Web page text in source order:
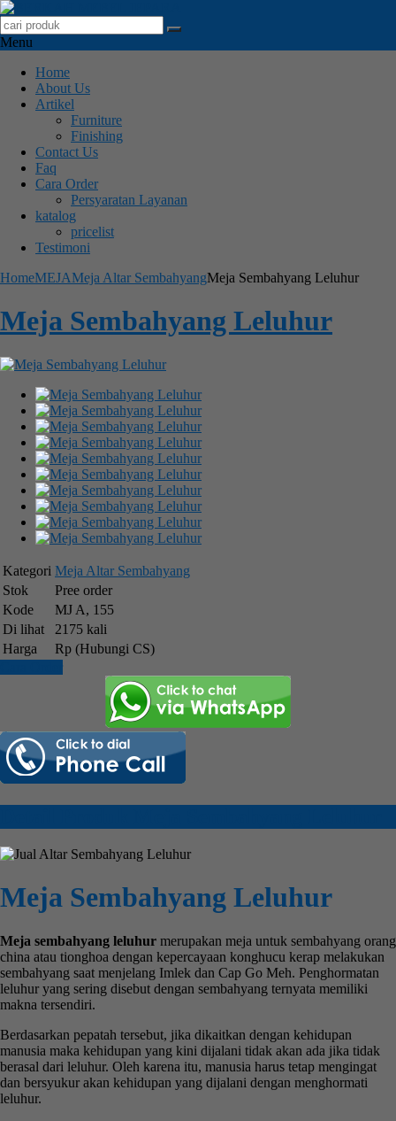
Menu
Home
About Us
Artikel
Furniture
Finishing
Contact Us
Faq
Cara Order
Persyaratan Layanan
katalog
pricelist
Testimoni
HomeMEJAMeja Altar SembahyangMeja Sembahyang Leluhur
Meja Sembahyang Leluhur
Kategori Meja Altar Sembahyang
Stok
Pree order
Kode
MJ A, 155
Di lihat
2175 kali
Harga
Rp (Hubungi CS)
Meja Sembahyang Leluhur
Meja sembahyang leluhur merupakan meja untuk sembahyang orang
china atau tionghoa dengan kepercayaan konghucu kerap melakukan
sembahyang saat menjelang Imlek dan Cap Go Meh. Penghormatan
leluhur yang sering disebut dengan sembahyang ternyata memiliki
makna tersendiri.
Berdasarkan pepatah tersebut, jika dikaitkan dengan kehidupan
manusia maka kehidupan yang kini dijalani tidak akan ada jika tidak
berasal dari leluhur. Oleh karena itu, manusia harus tetap mengingat
dan bersyukur akan kehidupan yang dijalani dengan menghormati
leluhur.